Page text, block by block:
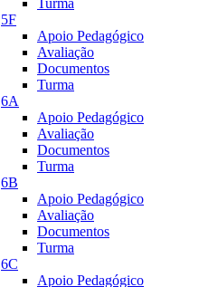
Turma
5F
Apoio Pedagógico
Avaliação
Documentos
Turma
6A
Apoio Pedagógico
Avaliação
Documentos
Turma
6B
Apoio Pedagógico
Avaliação
Documentos
Turma
6C
Apoio Pedagógico